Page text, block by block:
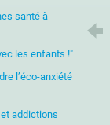
santé à
les enfants !"
l’éco-anxiété
addictions